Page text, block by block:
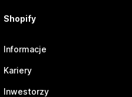
Shopify
Informacje
Kariery
Inwestorzy